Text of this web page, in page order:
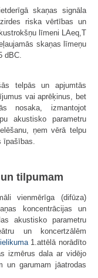
skaņas signāla
riska vērtības un
līmeni LAeq,T
skaņas līmeņu
dBC.
telpās un apjumtās
vai aprēķinus, bet
nosaka, izmantojot
akustisko parametru
ņem vērā telpu
īpašības.
tilpumam
vienmērīga (difūza)
koncentrācijas un
akustisko parametru
un koncertzālēm
1.attēlā norādīto
izmērus dala ar vidējo
un garumam jāatrodas